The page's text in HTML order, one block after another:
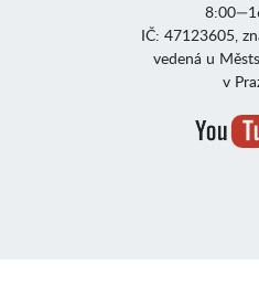
IČ: 47123605,
vedená u
v